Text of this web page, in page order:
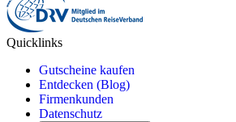
Quicklinks
Gutscheine kaufen
Entdecken (Blog)
Firmenkunden
Datenschutz